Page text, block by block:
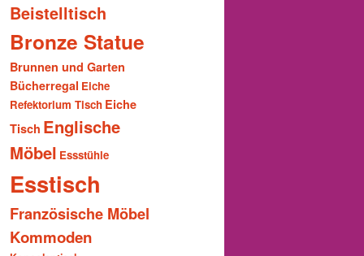
Beistelltisch
Bronze Statue
Brunnen und Garten
Bücherregal Eiche
Refektorium Tisch Eiche
Tisch Englische
Möbel Essstühle
Esstisch
Französische Möbel
Kommoden